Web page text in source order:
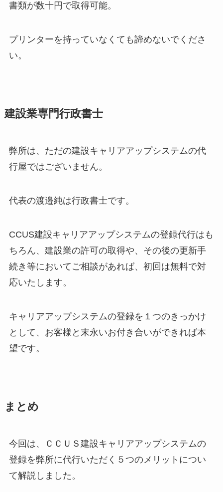
書類が数十円で取得可能。
プリンターを持っていなくても諦めないでくださ
い。
建設業専門行政書士
弊所は、ただの建設キャリアアップシステムの代
行屋ではございません。
代表の渡邉純は行政書士です。
CCUS建設キャリアアップシステムの登録代行はも
ちろん、建設業の許可の取得や、その後の更新手
続き等においてご相談があれば、初回は無料で対
応いたします。
キャリアアップシステムの登録を１つのきっかけ
として、お客様と末永いお付き合いができれば本
望です。
まとめ
今回は、ＣＣＵＳ建設キャリアアップシステムの
登録を弊所に代行いただく５つのメリットについ
て解説しました。